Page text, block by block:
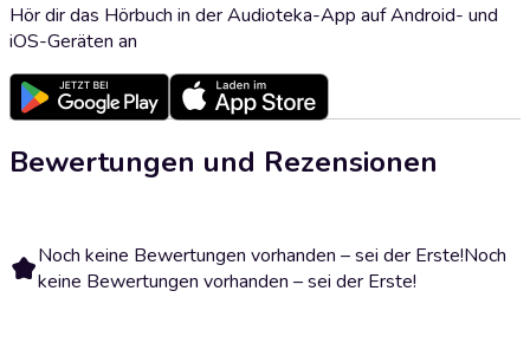
Hör dir das Hörbuch in der Audioteka-App auf Android- und
iOS-Geräten an
Bewertungen und Rezensionen
Noch keine Bewertungen vorhanden – sei der Erste!Noch
keine Bewertungen vorhanden – sei der Erste!